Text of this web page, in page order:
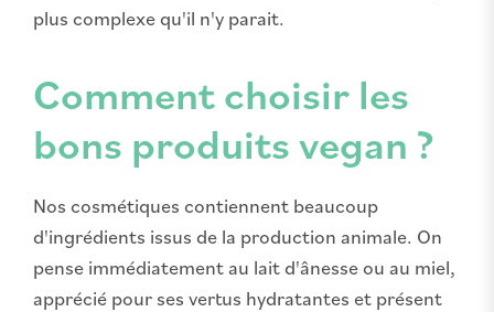
plus complexe qu'il n'y parait.
Comment choisir les
bons produits vegan ?
Nos cosmétiques contiennent beaucoup
d'ingrédients issus de la production animale. On
pense immédiatement au lait d'ânesse ou au miel,
apprécié pour ses vertus hydratantes et présent